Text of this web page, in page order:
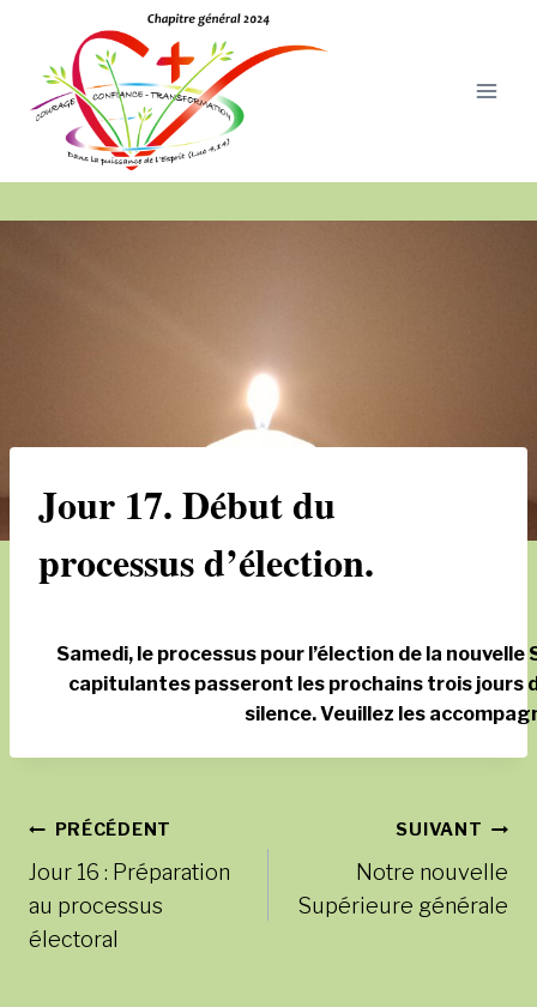
contenu
Jour 17. Début du
processus d’élection.
Samedi, le processus pour l’élection de la
capitulantes passeront les prochains trois jours
silence. Veuillez les
Navigation
de
l’article
PRÉCÉDENT
Jour 16 : Préparation
au processus
électoral
SUIVANT
Notre nouvelle
Supérieure générale